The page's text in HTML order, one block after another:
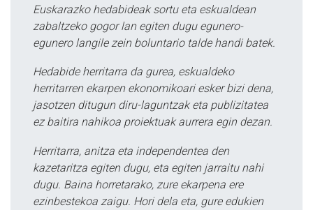
Euskarazko hedabideak sortu eta eskualdean
zabaltzeko gogor lan egiten dugu egunero-
egunero langile zein boluntario talde handi batek.
Hedabide herritarra da gurea, eskualdeko
herritarren ekarpen ekonomikoari esker bizi dena,
jasotzen ditugun diru-laguntzak eta publizitatea
ez baitira nahikoa proiektuak aurrera egin dezan.
Herritarra, anitza eta independentea den
kazetaritza egiten dugu, eta egiten jarraitu nahi
dugu. Baina horretarako, zure ekarpena ere
ezinbestekoa zaigu. Hori dela eta, gure edukien